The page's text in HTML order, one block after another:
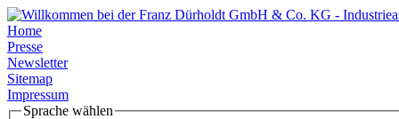
Home
Presse
Newsletter
Sitemap
Impressum
Sprache wählen